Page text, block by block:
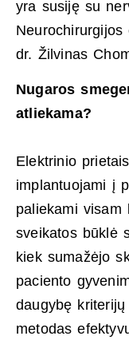
yra susiję su
dr. Žilvinas
Nugaros
atliekama?
Elektrinio
implantuojami į
paliekami visam
sveikatos būklė
kiek sumažėjo
paciento
daugybę
metodas